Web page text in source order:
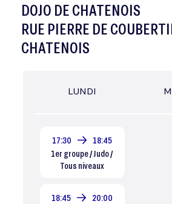
DOJO DE CHATENOIS
RUE PIERRE DE
CHATENOIS
LUNDI
17:30
18:45
1er groupe / Judo /
Tous niveaux
18:45
20:00